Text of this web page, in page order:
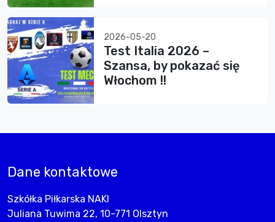
2026-05-20
Test Italia 2026 –
Szansa, by pokazać się
Włochom !!
Dane kontaktowe
Szkółka Piłkarska NAKI
Juliana Tuwima 22, 10-771 Olsztyn